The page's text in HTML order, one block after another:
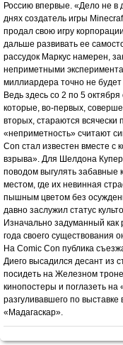
Россию впервые. «Дело не в
днях создатель игры
продал свою игру
дальше развивать ее
рассудок Маркус намерен,
неприметными
миллиардера точно не
Ведь здесь со 2 по 5
которые, во-первых,
вторых, стараются
«неприметность» считают
Con стал известен вместе
взрыва». Для Шелдона
поводом выгулять забавные
местом, где их невинная
пышным цветом без
давно заслужил статус
Изначально задуманный как
года своего существования
На Comic Con публика
Диего высадился десант из
посидеть на Железном
кинопостеры и поглазеть
разгуливавшего по
«Мадагаскар».